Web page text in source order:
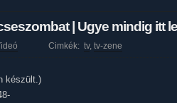
| Ugye mindig itt
Cimkék: tv, tv-zene
készült.)